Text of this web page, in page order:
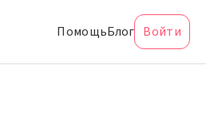
ПомощьБлог Войти